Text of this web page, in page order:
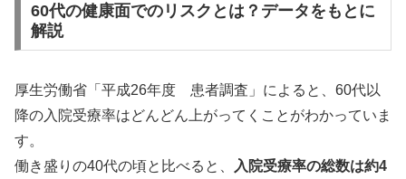
60代の健康面でのリスクとは？データをもとに
解説
厚生労働省「平成26年度 患者調査」によると、60代以
降の入院受療率はどんどん上がってくことがわかっていま
す。
働き盛りの40代の頃と比べると、
入院受療率の総数は約4